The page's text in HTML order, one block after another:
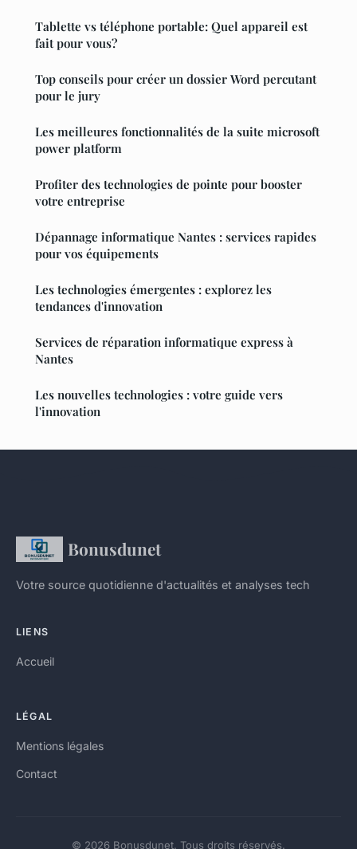
Tablette vs téléphone portable: Quel appareil est
fait pour vous?
Top conseils pour créer un dossier Word percutant
pour le jury
Les meilleures fonctionnalités de la suite microsoft
power platform
Profiter des technologies de pointe pour booster
votre entreprise
Dépannage informatique Nantes : services rapides
pour vos équipements
Les technologies émergentes : explorez les
tendances d'innovation
Services de réparation informatique express à
Nantes
Les nouvelles technologies : votre guide vers
l'innovation
Bonusdunet
Votre source quotidienne d'actualités et analyses tech
LIENS
Accueil
LÉGAL
Mentions légales
Contact
© 2026 Bonusdunet. Tous droits réservés.